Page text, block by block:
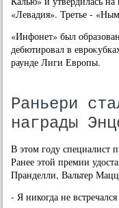
«Левадия». Третье -
«Инфонет» был
дебютировал в
раунде Лиги Европы.
Раньери
награды
В этом году специалист
Ранее этой премии
Пранделли, Вальтер
- Я никогда не